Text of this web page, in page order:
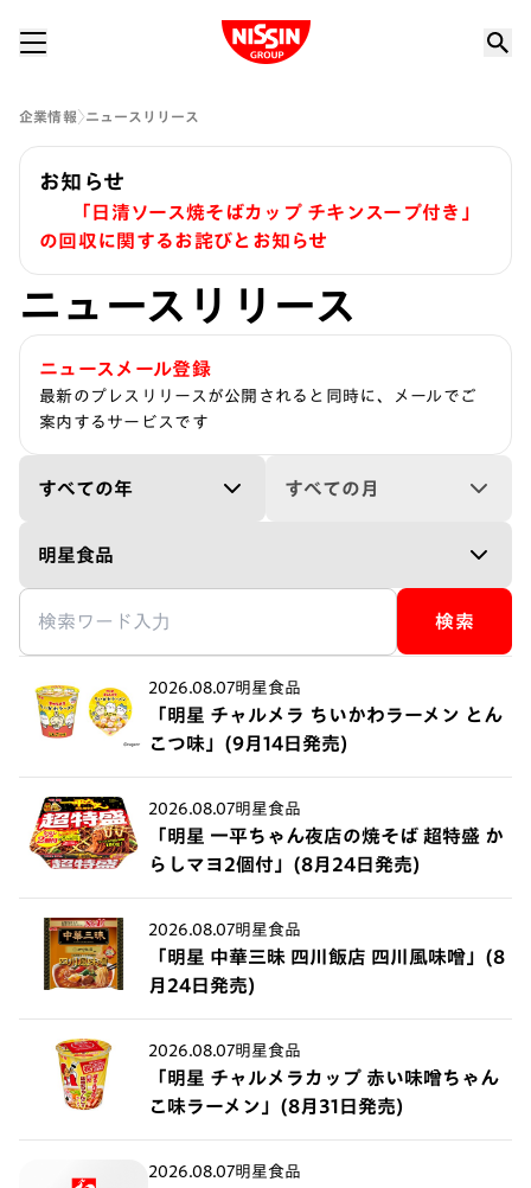
Nissin Group
企業情報 ニュースリリース
お知らせ
「日清ソース焼そばカップ チキンスープ付き」
の回収に関するお詫びとお知らせ
ニュースリリース
ニュースメール登録
最新のプレスリリースが公開されると同時に、メールでご
案内するサービスです
検索
2026.08.07明星食品
「明星 チャルメラ ちいかわラーメン とん
こつ味」(9月14日発売)
2026.08.07明星食品
「明星 一平ちゃん夜店の焼そば 超特盛 か
らしマヨ2個付」(8月24日発売)
2026.08.07明星食品
「明星 中華三昧 四川飯店 四川風味噌」(8
月24日発売)
2026.08.07明星食品
「明星 チャルメラカップ 赤い味噌ちゃん
こ味ラーメン」(8月31日発売)
2026.08.07明星食品